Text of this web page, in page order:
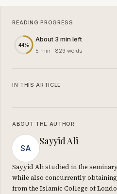
READING PROGRESS
44%
About 3 min left
5 min · 829 words
IN THIS ARTICLE
ABOUT THE AUTHOR
SA
Sayyid Ali
Sayyid Ali studied in the
while also concurrently
from the Islamic College of